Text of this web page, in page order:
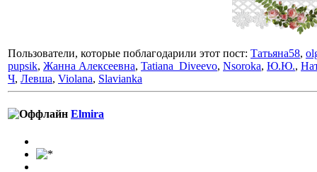
Пользователи, которые поблагодарили этот пост: Татьяна58,
pupsik, Жанна Алексеевна, Tatiana_Diveevo, Nsoroka, Ю.Ю.,
Ч, Левша, Violana, Slavianka
Elmira